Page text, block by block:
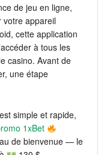
de jeu en ligne,
votre appareil
cette application
à tous les
casino. Avant de
une étape
est simple et rapide,
1xBet
de bienvenue — le